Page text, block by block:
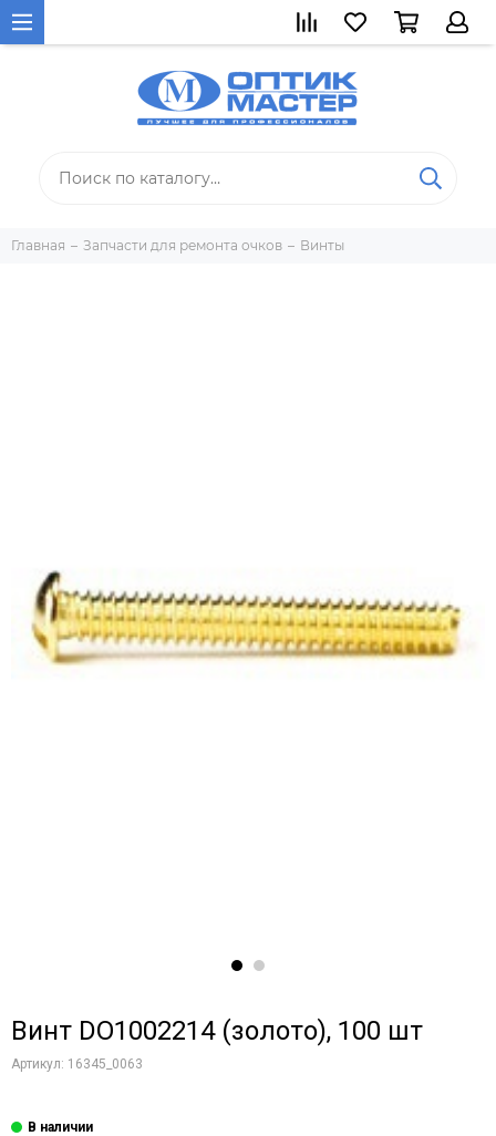
Главная Запчасти для ремонта очков Винты
Винт DO1002214 (золото), 100 шт
Артикул: 16345_0063